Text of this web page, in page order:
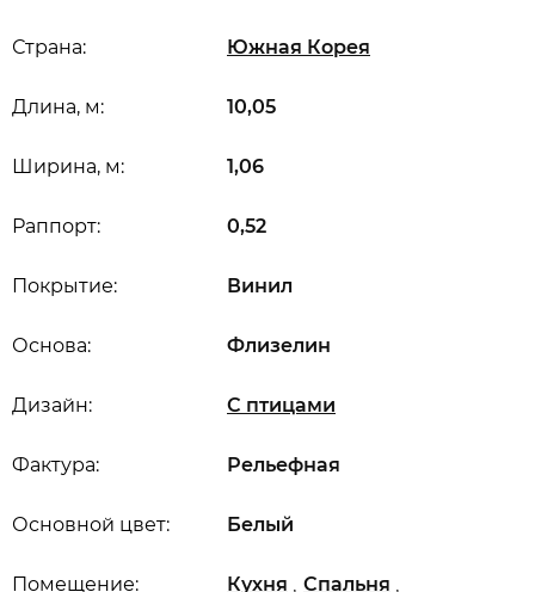
Длина, м: 10,05
Ширина, м: 1,06
Раппорт: 0,52
Основной цвет: Белый
Дизайн: С птицами
Основа: Флизелин
Покрытие: Винил
Помещение: Кухня , Спальня ,
Страна: Южная Корея
Фактура: Рельефная